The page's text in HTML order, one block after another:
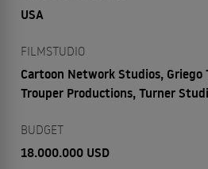
USA
FILMSTUDIO
Cartoon Network Studios,
Trouper Productions, Turner
BUDGET
18.000.000 USD